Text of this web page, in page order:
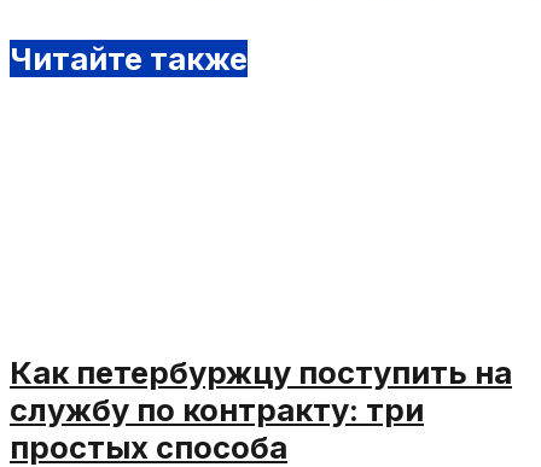
Читайте также
Как петербуржцу поступить на
службу по контракту: три
простых способа